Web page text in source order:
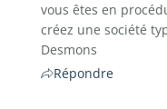
vous êtes en
créez une société
Desmons
Répondre